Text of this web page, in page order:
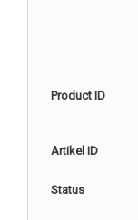
Product ID
Artikel ID
Status